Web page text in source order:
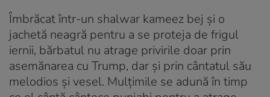
Îmbrăcat într-un shalwar kameez bej și o
jachetă neagră pentru a se proteja de frigul
iernii, bărbatul nu atrage privirile doar prin
asemănarea cu Trump, dar și prin cântatul său
melodios și vesel. Mulțimile se adună în timp